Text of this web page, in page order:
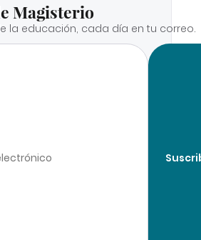
Magisterio
la educación, cada día en tu correo.